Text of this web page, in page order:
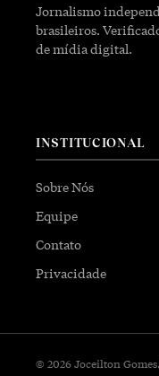
Jornalismo
brasileiros.
de mídia digital.
INSTITUCIONAL
Sobre Nós
Equipe
Contato
Privacidade
© 2026 Joceilton